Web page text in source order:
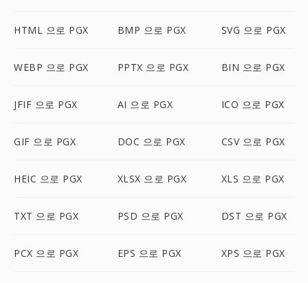
HTML 으로 PGX BMP 으로 PGX SVG 으로 PGX
WEBP 으로 PGX PPTX 으로 PGX BIN 으로 PGX
JFIF 으로 PGX AI 으로 PGX ICO 으로 PGX
GIF 으로 PGX DOC 으로 PGX CSV 으로 PGX
HEIC 으로 PGX XLSX 으로 PGX XLS 으로 PGX
TXT 으로 PGX PSD 으로 PGX DST 으로 PGX
PCX 으로 PGX EPS 으로 PGX XPS 으로 PGX